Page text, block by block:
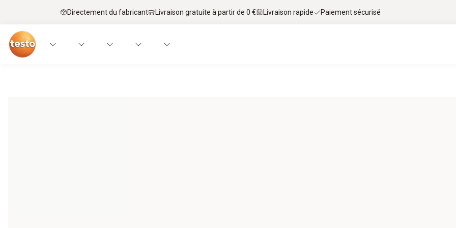
Directement du fabricant Livraison gratuite à partir de 0 € Livraison rapide Paiement sécurisé